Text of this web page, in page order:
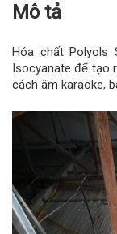
Mô tả
Hóa chất Polyols
Isocyanate để tạo
cách âm karaoke,